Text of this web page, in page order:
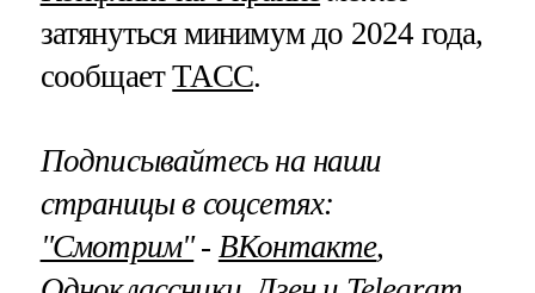
затянуться минимум до 2024 года,
сообщаетТАСС.
Подписывайтесь на наши
страницы в соцсетях:
"Смотрим"‐ ВКонтакте,